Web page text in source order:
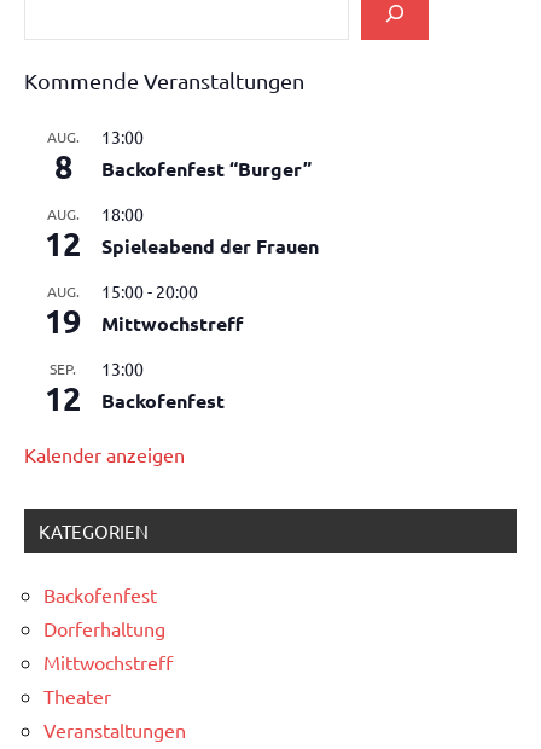
Kommende Veranstaltungen
AUG.
8
13:00
Backofenfest “Burger”
AUG.
12
18:00
Spieleabend der Frauen
AUG.
19
15:00- 20:00
Mittwochstreff
SEP.
12
13:00
Backofenfest
Kalender anzeigen
KATEGORIEN
Backofenfest
Dorferhaltung
Mittwochstreff
Theater
Veranstaltungen